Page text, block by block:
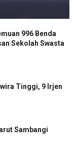
996 Benda
Sekolah Swasta
Tinggi, 9 Irjen
Sambangi